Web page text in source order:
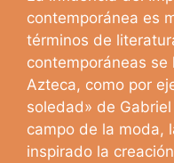
contemporánea es
términos de
contemporáneas
Azteca, como por
soledad» de
campo de la moda,
inspirado la